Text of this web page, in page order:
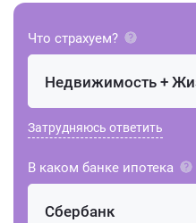
Что страхуем?
Недвижимость +
Затрудняюсь ответить
В каком банке ипотека
Сбербанк